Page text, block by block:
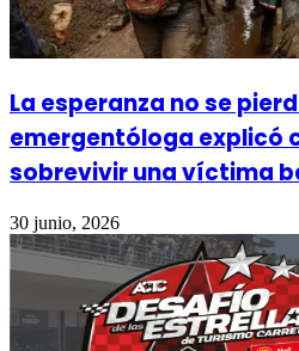
La esperanza no se
emergentóloga explicó
sobrevivir una víctima
30 junio, 2026